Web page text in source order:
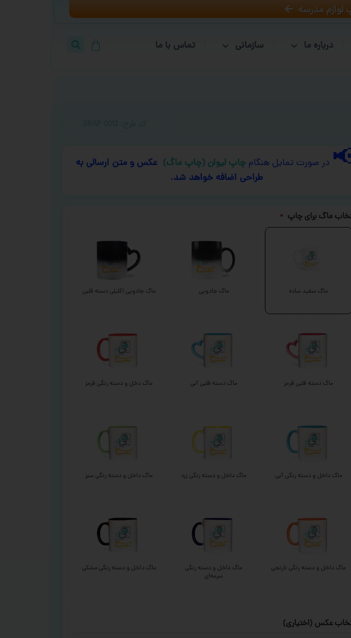
لوازم مدرسه
درباره ما سازمانی تماس با ما
در صورت تمایل هنگام چاپ لیوان (چاپ ماگ) عکس و متن ارسالی به
طراحی اضافه خواهد شد.
ماگ برای چاپ *
ماگ سفید ساده ماگ جادویی ماگ جادویی اکلیلی دسته قلبی
ماگ دسته قلبی قرمز ماگ دسته قلبی آبی ماگ دخل و دسته رنگی قرمز
ماگ داخل و دسته رنگی آبی ماگ داخل و دسته رنگی زرد ماگ داخل و دسته رنگی سبز
ماگ داخل و دسته رنگی نارنجی
ماگ داخل و دسته رنگی
سرمه‌ای
ماگ داخل و دسته رنگی مشکی
عکس (اختیاری)